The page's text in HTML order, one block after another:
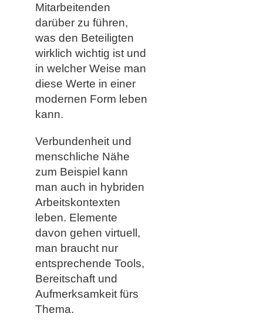
Mitarbeitenden
darüber zu führen,
was den Beteiligten
wirklich wichtig ist und
in welcher Weise man
diese Werte in einer
modernen Form leben
kann.
Verbundenheit und
menschliche Nähe
zum Beispiel kann
man auch in hybriden
Arbeitskontexten
leben. Elemente
davon gehen virtuell,
man braucht nur
entsprechende Tools,
Bereitschaft und
Aufmerksamkeit fürs
Thema.